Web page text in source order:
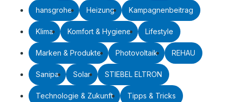
hansgrohe Heizung Kampagnenbeitrag
Klima Komfort & Hygiene Lifestyle
Marken & Produkte Photovoltaik REHAU
Sanipa Solar STIEBEL ELTRON
Technologie & Zukunft Tipps & Tricks